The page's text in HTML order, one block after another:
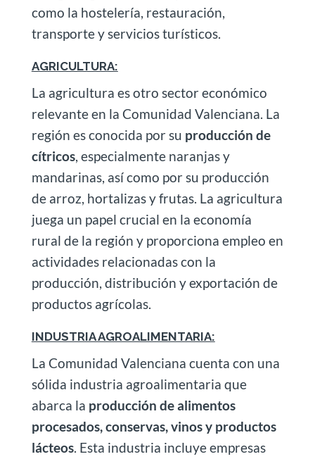
como la hostelería, restauración,
transporte y servicios turísticos.
AGRICULTURA:
La agricultura es otro sector económico
relevante en la Comunidad Valenciana. La
región es conocida por su producción de
cítricos, especialmente naranjas y
mandarinas, así como por su producción
de arroz, hortalizas y frutas. La agricultura
juega un papel crucial en la economía
rural de la región y proporciona empleo en
actividades relacionadas con la
producción, distribución y exportación de
productos agrícolas.
INDUSTRIA AGROALIMENTARIA:
La Comunidad Valenciana cuenta con una
sólida industria agroalimentaria que
abarca la producción de alimentos
procesados, conservas, vinos y productos
lácteos. Esta industria incluye empresas